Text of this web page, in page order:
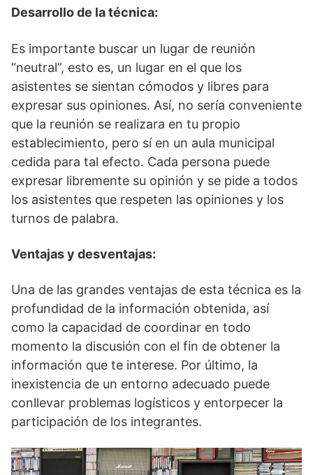
Desarrollo de la técnica:
Es importante buscar un lugar de reunión
“neutral”, esto es, un lugar en el que los
asistentes se sientan cómodos y libres para
expresar sus opiniones. Así, no sería conveniente
que la reunión se realizara en tu propio
establecimiento, pero sí en un aula municipal
cedida para tal efecto. Cada persona puede
expresar libremente su opinión y se pide a todos
los asistentes que respeten las opiniones y los
turnos de palabra.
Ventajas y desventajas:
Una de las grandes ventajas de esta técnica es la
profundidad de la información obtenida, así
como la capacidad de coordinar en todo
momento la discusión con el fin de obtener la
información que te interese. Por último, la
inexistencia de un entorno adecuado puede
conllevar problemas logísticos y entorpecer la
participación de los integrantes.